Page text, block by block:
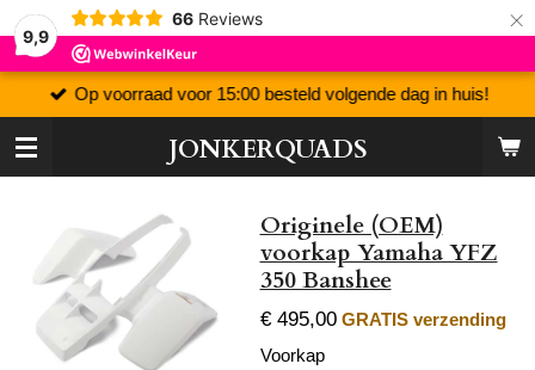
9,9
66 Reviews ×
JONKERQUADS
Op voorraad voor 15:00 besteld volgende dag in huis!
Originele (OEM)
voorkap Yamaha YFZ
350 Banshee
€ 495,00 GRATIS verzending
Voorkap